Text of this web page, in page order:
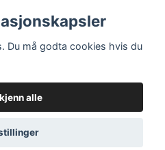
Minnasydd
Du må godta cookies hvis du
alle